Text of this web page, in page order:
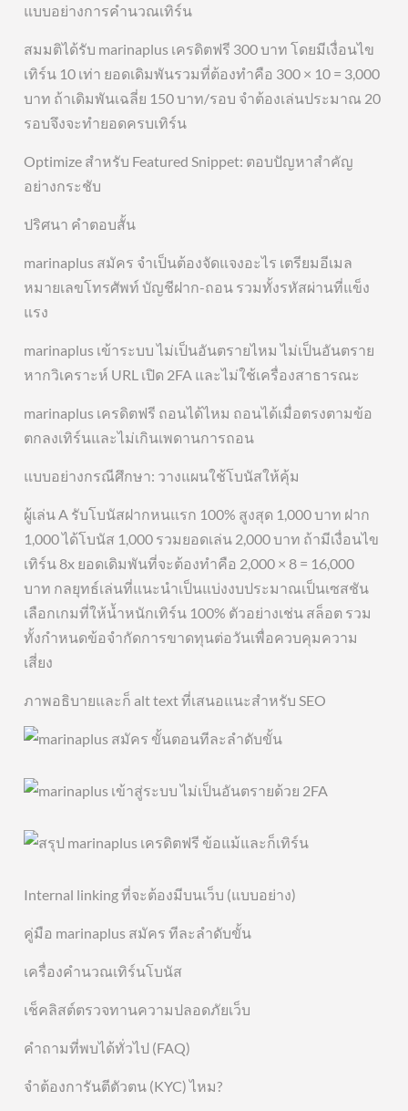
แบบอย่างการคำนวณเทิร์น
สมมติได้รับ marinaplus เครดิตฟรี 300 บาท โดยมีเงื่อนไข
เทิร์น 10 เท่า ยอดเดิมพันรวมที่ต้องทำคือ 300 × 10 = 3,000
บาท ถ้าเดิมพันเฉลี่ย 150 บาท/รอบ จำต้องเล่นประมาณ 20
รอบจึงจะทำยอดครบเทิร์น
Optimize สำหรับ Featured Snippet: ตอบปัญหาสำคัญ
อย่างกระชับ
ปริศนา คำตอบสั้น
marinaplus สมัคร จำเป็นต้องจัดแจงอะไร เตรียมอีเมล
หมายเลขโทรศัพท์ บัญชีฝาก-ถอน รวมทั้งรหัสผ่านที่แข็ง
แรง
marinaplus เข้าระบบ ไม่เป็นอันตรายไหม ไม่เป็นอันตราย
หากวิเคราะห์ URL เปิด 2FA และไม่ใช้เครื่องสาธารณะ
marinaplus เครดิตฟรี ถอนได้ไหม ถอนได้เมื่อตรงตามข้อ
ตกลงเทิร์นและไม่เกินเพดานการถอน
แบบอย่างกรณีศึกษา: วางแผนใช้โบนัสให้คุ้ม
ผู้เล่น A รับโบนัสฝากหนแรก 100% สูงสุด 1,000 บาท ฝาก
1,000 ได้โบนัส 1,000 รวมยอดเล่น 2,000 บาท ถ้ามีเงื่อนไข
เทิร์น 8x ยอดเดิมพันที่จะต้องทำคือ 2,000 × 8 = 16,000
บาท กลยุทธ์เล่นที่แนะนำเป็นแบ่งงบประมาณเป็นเซสชัน
เลือกเกมที่ให้น้ำหนักเทิร์น 100% ตัวอย่างเช่น สล็อต รวม
ทั้งกำหนดข้อจำกัดการขาดทุนต่อวันเพื่อควบคุมความ
เสี่ยง
ภาพอธิบายและก็ alt text ที่เสนอแนะสำหรับ SEO
Internal linking ที่จะต้องมีบนเว็บ (แบบอย่าง)
คู่มือ marinaplus สมัคร ทีละลำดับขั้น
เครื่องคำนวณเทิร์นโบนัส
เช็คลิสต์ตรวจทานความปลอดภัยเว็บ
คำถามที่พบได้ทั่วไป (FAQ)
จำต้องการันตีตัวตน (KYC) ไหม?